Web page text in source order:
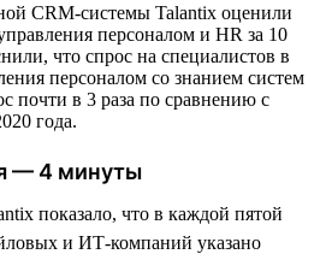
CRM-системы Talantix оценили
персоналом и HR за 10
что спрос на специалистов в
персоналом со знанием систем
почти в 3 раза по сравнению с
года.
— 4 минуты
показало, что в каждой пятой
и ИТ-компаний указано